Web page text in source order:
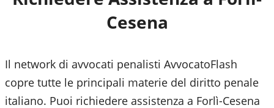
Cesena
Il network di avvocati penalisti AvvocatoFlash
copre tutte le principali materie del diritto penale
italiano. Puoi richiedere assistenza a Forlì-Cesena